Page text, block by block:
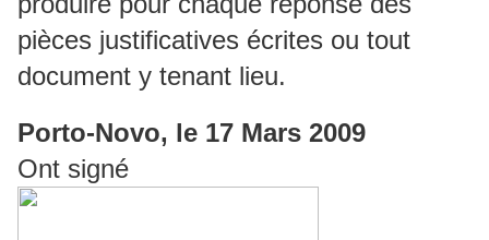
pièces justificatives écrites ou tout
document y tenant lieu.
Porto-Novo, le 17 Mars 2009
Ont signé